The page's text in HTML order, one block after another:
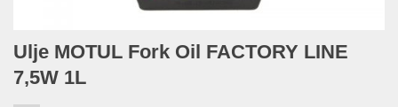
Ulje MOTUL Fork Oil FACTORY LINE
7,5W 1L